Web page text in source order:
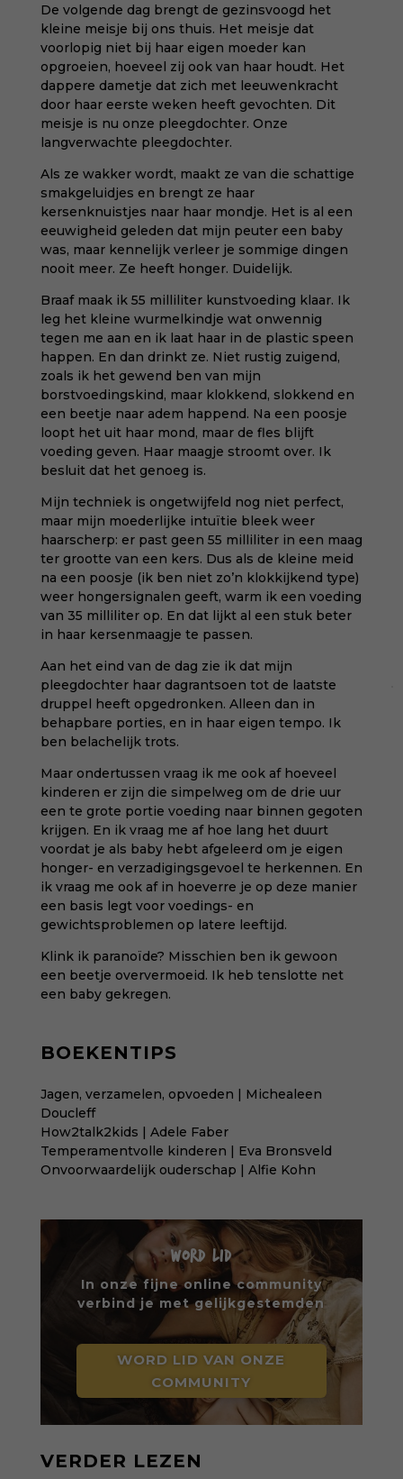
De volgende dag brengt de gezinsvoogd het
kleine meisje bij ons thuis. Het meisje dat
voorlopig niet bij haar eigen moeder kan
opgroeien, hoeveel zij ook van haar houdt. Het
dappere dametje dat zich met leeuwenkracht
door haar eerste weken heeft gevochten. Dit
meisje is nu onze pleegdochter. Onze
langverwachte pleegdochter.
Als ze wakker wordt, maakt ze van die schattige
smakgeluidjes en brengt ze haar
kersenknuistjes naar haar mondje. Het is al een
eeuwigheid geleden dat mijn peuter een baby
was, maar kennelijk verleer je sommige dingen
nooit meer. Ze heeft honger. Duidelijk.
Braaf maak ik 55 milliliter kunstvoeding klaar. Ik
leg het kleine wurmelkindje wat onwennig
tegen me aan en ik laat haar in de plastic speen
happen. En dan drinkt ze. Niet rustig zuigend,
zoals ik het gewend ben van mijn
borstvoedingskind, maar klokkend, slokkend en
een beetje naar adem happend. Na een poosje
loopt het uit haar mond, maar de fles blijft
voeding geven. Haar maagje stroomt over. Ik
besluit dat het genoeg is.
Mijn techniek is ongetwijfeld nog niet perfect,
maar mijn moederlijke intuïtie bleek weer
haarscherp: er past geen 55 milliliter in een maag
ter grootte van een kers. Dus als de kleine meid
na een poosje (ik ben niet zo’n klokkijkend type)
weer hongersignalen geeft, warm ik een voeding
van 35 milliliter op. En dat lijkt al een stuk beter
in haar kersenmaagje te passen.
Aan het eind van de dag zie ik dat mijn
pleegdochter haar dagrantsoen tot de laatste
druppel heeft opgedronken. Alleen dan in
behapbare porties, en in haar eigen tempo. Ik
ben belachelijk trots.
Maar ondertussen vraag ik me ook af hoeveel
kinderen er zijn die simpelweg om de drie uur
een te grote portie voeding naar binnen gegoten
krijgen. En ik vraag me af hoe lang het duurt
voordat je als baby hebt afgeleerd om je eigen
honger- en verzadigingsgevoel te herkennen. En
ik vraag me ook af in hoeverre je op deze manier
een basis legt voor voedings- en
gewichtsproblemen op latere leeftijd.
Klink ik paranoïde? Misschien ben ik gewoon
een beetje oververmoeid. Ik heb tenslotte net
een baby gekregen.
BOEKENTIPS
Jagen, verzamelen, opvoeden | Michealeen
Doucleff
How2talk2kids | Adele Faber
Temperamentvolle kinderen | Eva Bronsveld
Onvoorwaardelijk ouderschap | Alfie Kohn
WORD LID
In onze fijne online community
verbind je met gelijkgestemden
WORD LID VAN ONZE
COMMUNITY
VERDER LEZEN